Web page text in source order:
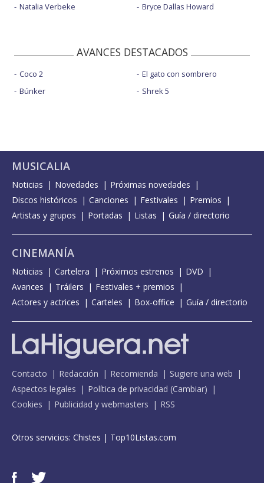
Natalia Verbeke
Bryce Dallas Howard
AVANCES DESTACADOS
Coco 2
Búnker
El gato con sombrero
Shrek 5
MUSICALIA
Noticias Novedades
Próximas novedades
Discos históricos
Canciones Festivales
Premios
Artistas y grupos
Portadas Listas Guía / directorio
CINEMANÍA
Noticias Cartelera Próximos estrenos
DVD
Avances
Tráilers
Festivales + premios
Actores y actrices
Carteles Box-office Guía / directorio
Contacto Redacción Recomienda
Sugiere una web
Aspectos legales
Política de privacidad (Cambiar)
Cookies
Publicidad y webmasters RSS
Otros servicios: Chistes | Top10Listas.com